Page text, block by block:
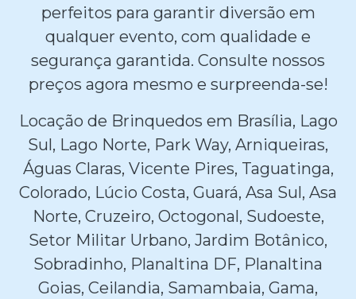
perfeitos para garantir diversão em
qualquer evento, com qualidade e
segurança garantida. Consulte nossos
preços agora mesmo e surpreenda-se!
Locação de Brinquedos em Brasília, Lago
Sul, Lago Norte, Park Way, Arniqueiras,
Águas Claras, Vicente Pires, Taguatinga,
Colorado, Lúcio Costa, Guará, Asa Sul, Asa
Norte, Cruzeiro, Octogonal, Sudoeste,
Setor Militar Urbano, Jardim Botânico,
Sobradinho, Planaltina DF, Planaltina
Goias, Ceilandia, Samambaia, Gama,